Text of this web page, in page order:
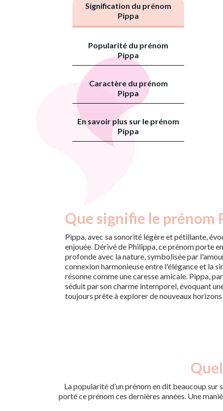
Signification du prénom
Pippa
Popularité du prénom
Pippa
Caractère du prénom
Pippa
En savoir plus sur le prénom
Pippa
Que signifie le prénom
Pippa, avec sa sonorité légère et pétillante,
enjouée. Dérivé de Philippa, ce prénom porte
profonde avec la nature, symbolisée par
connexion harmonieuse entre l'élégance et la
résonne comme une caresse amicale. Pippa,
séduit par son charme intemporel, évoquant
toujours prête à explorer de nouveaux
La popularité d’un prénom en dit beaucoup
porté ce prénom ces dernières années. Une
2010
7
2011
14